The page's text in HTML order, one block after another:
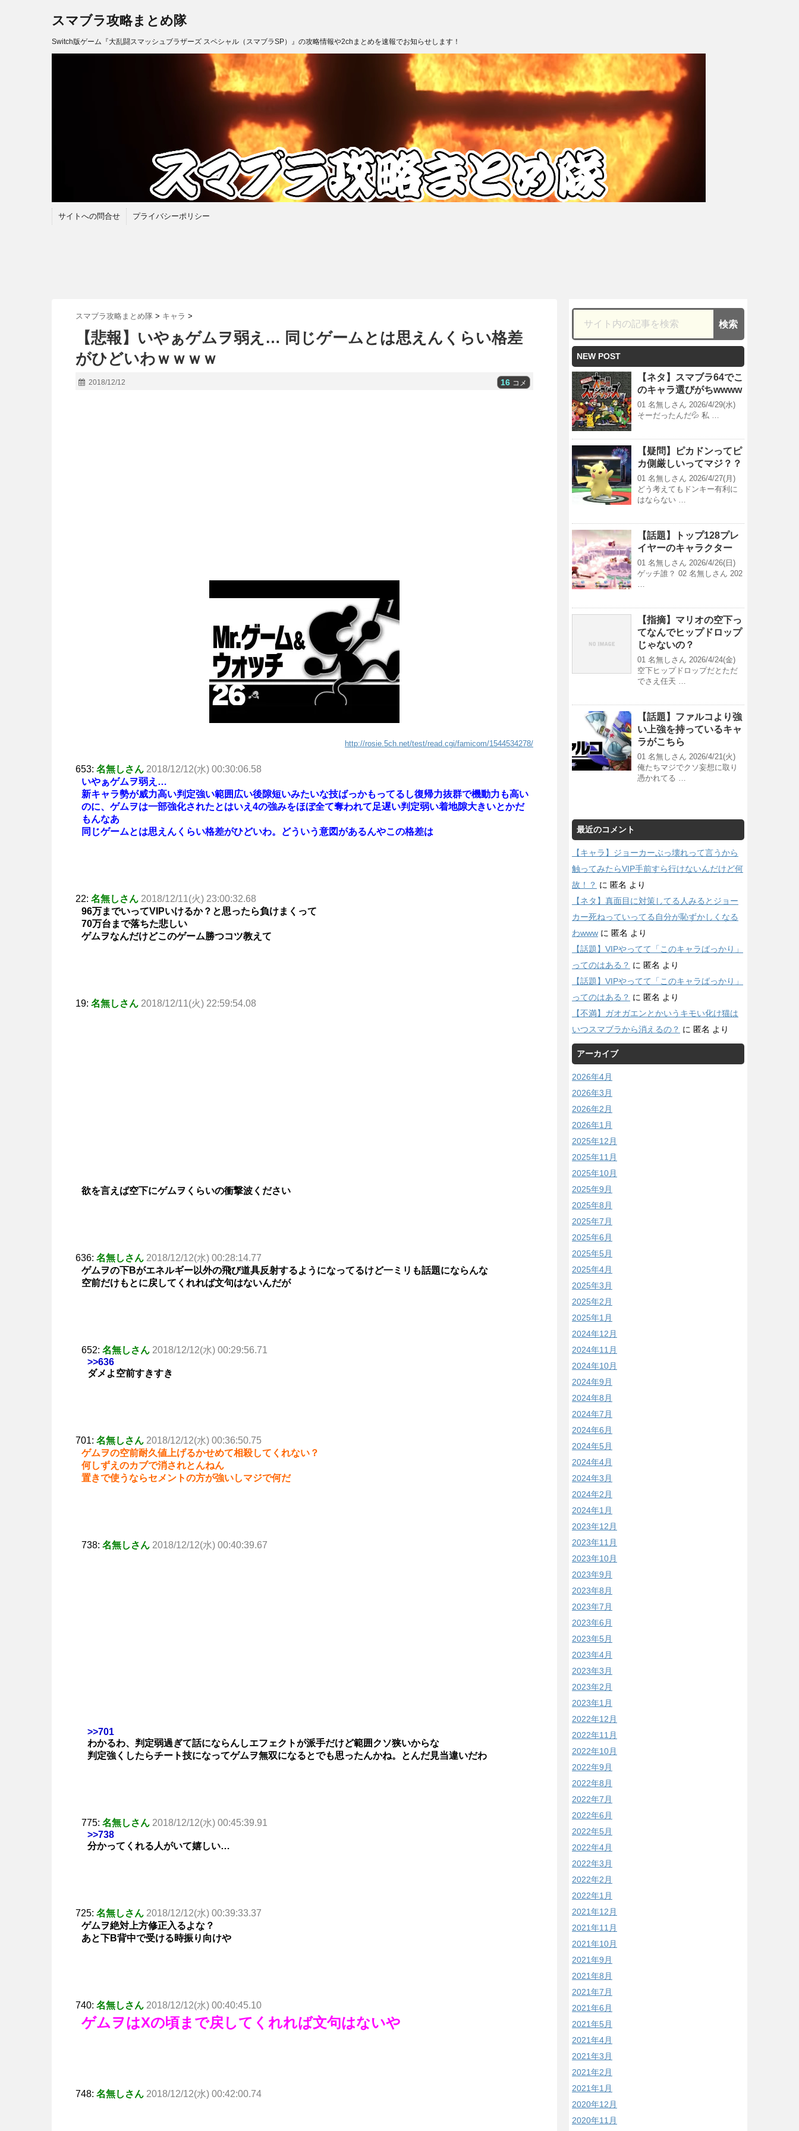
スマブラ攻略まとめ隊
Switch版ゲーム『大乱闘スマッシュブラザーズ スペシャル（スマブラSP）』の攻略情報や2chまとめを速報でお知らせします！
サイトへの問合せ プライバシーポリシー
スマブラ攻略まとめ隊 > キャラ >
【悲報】いやぁゲムヲ弱え… 同じゲームとは思えんくらい格差
がひどいわｗｗｗｗ
2018/12/12 16 コメ
http://rosie.5ch.net/test/read.cgi/famicom/1544534278/
653: 名無しさん 2018/12/12(水) 00:30:06.58
いやぁゲムヲ弱え…
新キャラ勢が威力高い判定強い範囲広い後隙短いみたいな技ばっかもってるし復帰力抜群で機動力も高い
のに、ゲムヲは一部強化されたとはいえ4の強みをほぼ全て奪われて足遅い判定弱い着地隙大きいとかだ
もんなあ
同じゲームとは思えんくらい格差がひどいわ。どういう意図があるんやこの格差は
22: 名無しさん 2018/12/11(火) 23:00:32.68
96万までいってVIPいけるか？と思ったら負けまくって
70万台まで落ちた悲しい
ゲムヲなんだけどこのゲーム勝つコツ教えて
19: 名無しさん 2018/12/11(火) 22:59:54.08
欲を言えば空下にゲムヲくらいの衝撃波ください
636: 名無しさん 2018/12/12(水) 00:28:14.77
ゲムヲの下Bがエネルギー以外の飛び道具反射するようになってるけど一ミリも話題にならんな
空前だけもとに戻してくれれば文句はないんだが
652: 名無しさん 2018/12/12(水) 00:29:56.71
>>636
ダメよ空前すきすき
701: 名無しさん 2018/12/12(水) 00:36:50.75
ゲムヲの空前耐久値上げるかせめて相殺してくれない？
何しずえのカブで消されとんねん
置きで使うならセメントの方が強いしマジで何だ
738: 名無しさん 2018/12/12(水) 00:40:39.67
>>701
わかるわ、判定弱過ぎて話にならんしエフェクトが派手だけど範囲クソ狭いからな
判定強くしたらチート技になってゲムヲ無双になるとでも思ったんかね。とんだ見当違いだわ
775: 名無しさん 2018/12/12(水) 00:45:39.91
>>738
分かってくれる人がいて嬉しい…
725: 名無しさん 2018/12/12(水) 00:39:33.37
ゲムヲ絶対上方修正入るよな？
あと下B背中で受ける時振り向けや
740: 名無しさん 2018/12/12(水) 00:40:45.10
ゲムヲはXの頃まで戻してくれれば文句はないや
748: 名無しさん 2018/12/12(水) 00:42:00.74
NEW POST
【ネタ】スマブラ64でこ
のキャラ選びがちwwww
01 名無しさん 2026/4/29(水)
そーだったんだ💦 私 …
【疑問】ピカドンってピ
カ側厳しいってマジ？？
01 名無しさん 2026/4/27(月)
どう考えてもドンキー有利に
はならない …
【話題】トップ128プレ
イヤーのキャラクター
01 名無しさん 2026/4/26(日)
ゲッチ誰？ 02 名無しさん 202
…
【指摘】マリオの空下っ
てなんでヒップドロップ
じゃないの？
01 名無しさん 2026/4/24(金)
空下ヒップドロップだとただ
でさえ任天 …
【話題】ファルコより強
い上強を持っているキャ
ラがこちら
01 名無しさん 2026/4/21(火)
俺たちマジでクソ妄想に取り
憑かれてる …
最近のコメント
【キャラ】ジョーカーぶっ壊れって言うから
触ってみたらVIP手前すら行けないんだけど何
故！？ に 匿名 より
【ネタ】真面目に対策してる人みるとジョー
カー死ねっていってる自分が恥ずかしくなる
わwww に 匿名 より
【話題】VIPやってて「このキャラばっかり」
ってのはある？ に 匿名 より
【話題】VIPやってて「このキャラばっかり」
ってのはある？ に 匿名 より
【不満】ガオガエンとかいうキモい化け猫は
いつスマブラから消えるの？ に 匿名 より
アーカイブ
2026年4月
2026年3月
2026年2月
2026年1月
2025年12月
2025年11月
2025年10月
2025年9月
2025年8月
2025年7月
2025年6月
2025年5月
2025年4月
2025年3月
2025年2月
2025年1月
2024年12月
2024年11月
2024年10月
2024年9月
2024年8月
2024年7月
2024年6月
2024年5月
2024年4月
2024年3月
2024年2月
2024年1月
2023年12月
2023年11月
2023年10月
2023年9月
2023年8月
2023年7月
2023年6月
2023年5月
2023年4月
2023年3月
2023年2月
2023年1月
2022年12月
2022年11月
2022年10月
2022年9月
2022年8月
2022年7月
2022年6月
2022年5月
2022年4月
2022年3月
2022年2月
2022年1月
2021年12月
2021年11月
2021年10月
2021年9月
2021年8月
2021年7月
2021年6月
2021年5月
2021年4月
2021年3月
2021年2月
2021年1月
2020年12月
2020年11月